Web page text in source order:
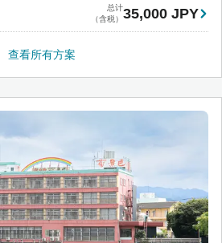
总计
（含税） 35,000 JPY
查看所有方案